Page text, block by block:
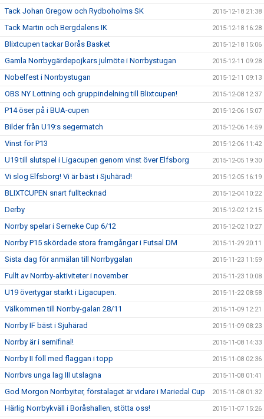
Tack Johan Gregow och Rydboholms SK 2015-12-18 21:38
Tack Martin och Bergdalens IK 2015-12-18 16:28
Blixtcupen tackar Borås Basket 2015-12-18 15:06
Gamla Norrbygärdepojkars julmöte i Norrbystugan 2015-12-11 09:28
Nobelfest i Norrbystugan 2015-12-11 09:13
OBS NY Lottning och gruppindelning till Blixtcupen! 2015-12-08 12:37
P14 öser på i BUA-cupen 2015-12-06 15:07
Bilder från U19:s segermatch 2015-12-06 14:59
Vinst för P13 2015-12-06 11:42
U19 till slutspel i Ligacupen genom vinst över Elfsborg 2015-12-05 19:30
Vi slog Elfsborg! Vi är bäst i Sjuhärad! 2015-12-05 16:19
BLIXTCUPEN snart fulltecknad 2015-12-04 10:22
Derby 2015-12-02 12:15
Norrby spelar i Serneke Cup 6/12 2015-12-02 10:27
Norrby P15 skördade stora framgångar i Futsal DM 2015-11-29 20:11
Sista dag för anmälan till Norrbygalan 2015-11-23 11:59
Fullt av Norrby-aktiviteter i november 2015-11-23 10:08
U19 övertygar starkt i Ligacupen. 2015-11-22 08:58
Välkommen till Norrby-galan 28/11 2015-11-09 12:21
Norrby IF bäst i Sjuhärad 2015-11-09 08:23
Norrby är i semifinal! 2015-11-08 14:33
Norrby II föll med flaggan i topp 2015-11-08 02:36
Norrbvs unga lag III utslagna 2015-11-08 01:41
God Morgon Norrbyiter, förstalaget är vidare i Mariedal Cup 2015-11-08 01:32
Härlig Norrbykväll i Boråshallen, stötta oss! 2015-11-07 15:26